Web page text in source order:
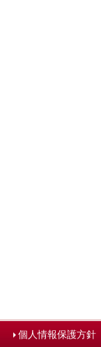
個人情報保護方針